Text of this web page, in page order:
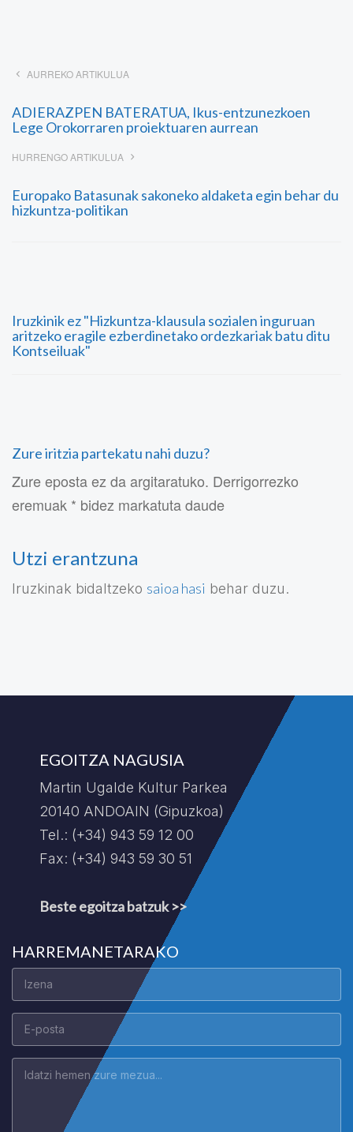
AURREKO ARTIKULUA
ADIERAZPEN BATERATUA, Ikus-entzunezkoen
Lege Orokorraren proiektuaren aurrean
HURRENGO ARTIKULUA
Europako Batasunak sakoneko aldaketa egin behar du
hizkuntza-politikan
Iruzkinik ez "Hizkuntza-klausula sozialen inguruan
aritzeko eragile ezberdinetako ordezkariak batu ditu
Kontseiluak"
Zure iritzia partekatu nahi duzu?
Zure eposta ez da argitaratuko. Derrigorrezko
eremuak * bidez markatuta daude
Utzi erantzuna
Iruzkinak bidaltzeko saioa hasi behar duzu.
EGOITZA NAGUSIA
Martin Ugalde Kultur Parkea
20140 ANDOAIN (Gipuzkoa)
Tel.: (+34) 943 59 12 00
Fax: (+34) 943 59 30 51
Beste egoitza batzuk >>
HARREMANETARAKO